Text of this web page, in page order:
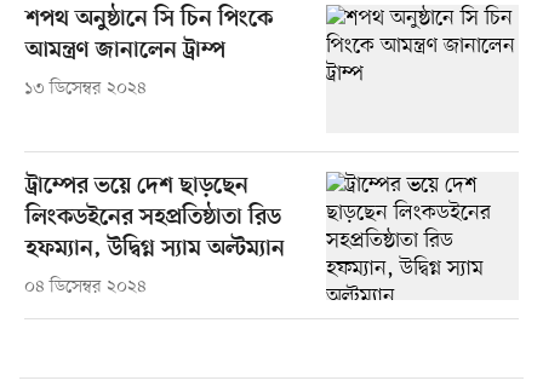
শপথ অনুষ্ঠানে সি চিন পিংকে
আমন্ত্রণ জানালেন ট্রাম্প
১৩ ডিসেম্বর ২০২৪
ট্রাম্পের ভয়ে দেশ ছাড়ছেন
লিংকডইনের সহপ্রতিষ্ঠাতা রিড
হফম্যান, উদ্বিগ্ন স্যাম অল্টম্যান
০৪ ডিসেম্বর ২০২৪